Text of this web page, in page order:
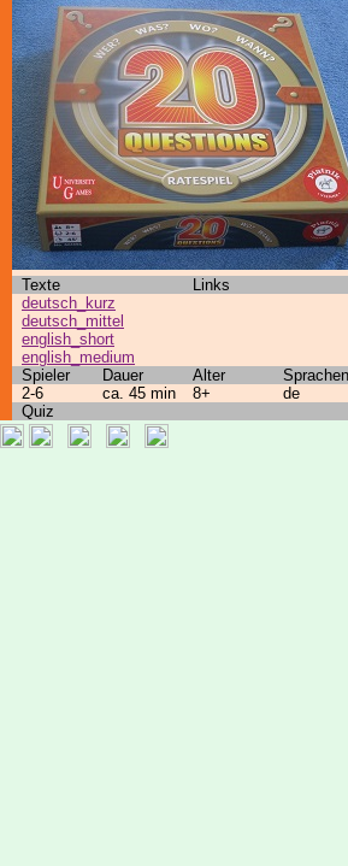
Texte Links
deutsch_kurz
deutsch_mittel
english_short
english_medium
Spieler Dauer Alter Sprachen
2-6
ca. 45 min 8+ de
Quiz